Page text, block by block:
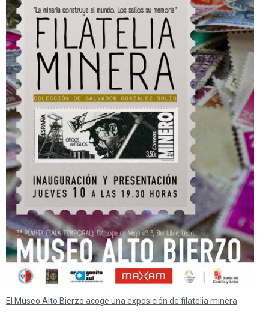
El Museo Alto Bierzo acoge una exposición de filatelia minera